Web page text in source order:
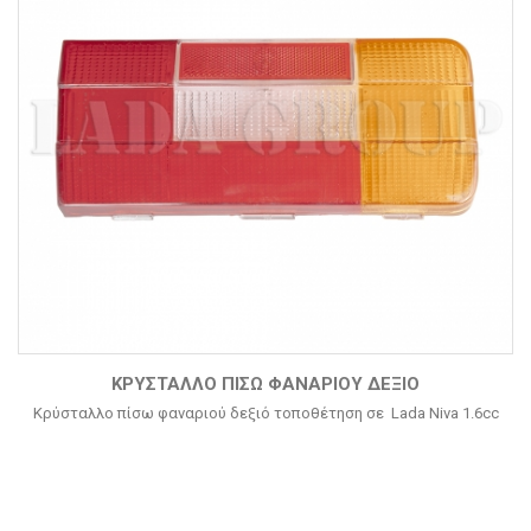
ΚΡΎΣΤΑΛΛΟ ΠΊΣΩ ΦΑΝΑΡΙΟΎ ΔΕΞΙΌ
Κρύσταλλο πίσω φαναριού δεξιό τοποθέτηση σε Lada Niva 1.6cc